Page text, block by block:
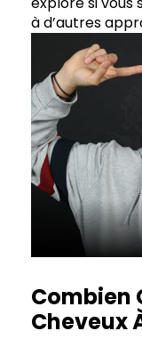
à d’autres
Combien
Cheveux